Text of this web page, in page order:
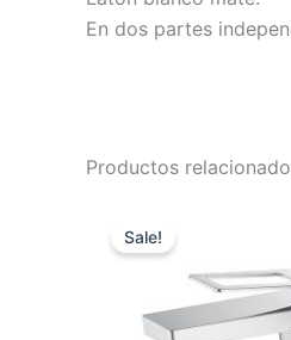
En dos partes
Productos
Sale!
era:
99,22 €.
es: